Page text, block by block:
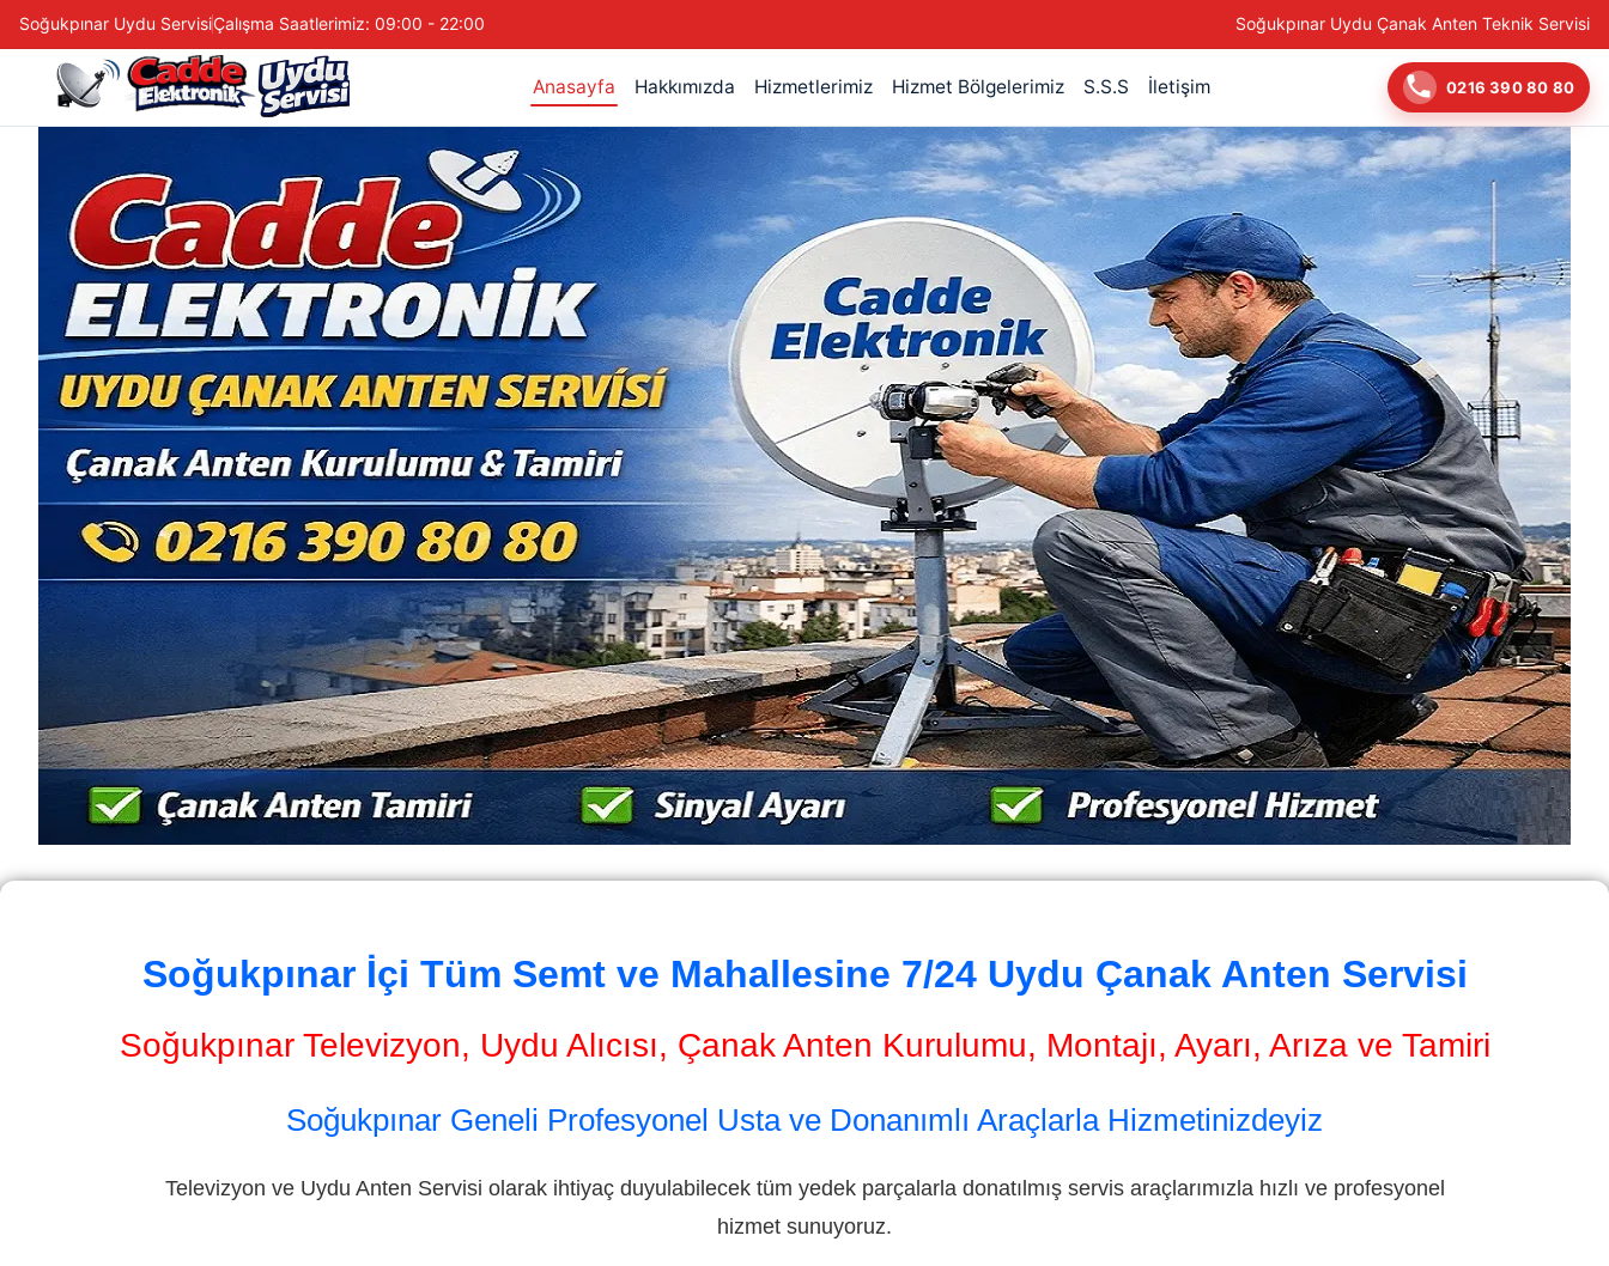
Soğukpınar Uydu ServisiÇalışma Saatlerimiz: 09:00 - 22:00 Soğukpınar Uydu Çanak Anten Teknik Servisi
Anasayfa Hakkımızda Hizmetlerimiz Hizmet Bölgelerimiz S.S.S İletişim 0216 390 80 80
Soğukpınar İçi Tüm Semt ve Mahallesine 7/24 Uydu Çanak Anten Servisi
Soğukpınar Televizyon, Uydu Alıcısı, Çanak Anten Kurulumu, Montajı, Ayarı, Arıza ve Tamiri
Soğukpınar Geneli Profesyonel Usta ve Donanımlı Araçlarla Hizmetinizdeyiz
Televizyon ve Uydu Anten Servisi olarak ihtiyaç duyulabilecek tüm yedek parçalarla donatılmış servis araçlarımızla hızlı ve profesyonel
hizmet sunuyoruz.